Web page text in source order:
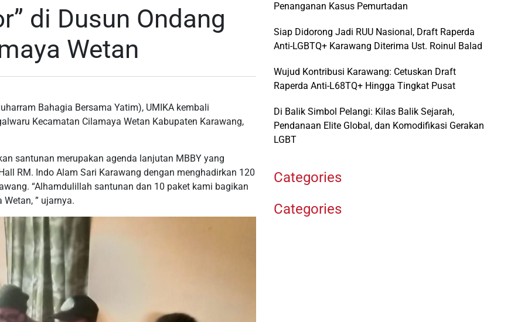
di Dusun Ondang
Wetan
Bahagia Bersama Yatim), UMIKA kembali
Kecamatan Cilamaya Wetan Kabupaten Karawang,
santunan merupakan agenda lanjutan MBBY yang
RM. Indo Alam Sari Karawang dengan menghadirkan 120
“Alhamdulillah santunan dan 10 paket kami bagikan
” ujarnya.
Penanganan Kasus Pemurtadan
Siap Didorong Jadi RUU Nasional, Draft Raperda
Anti-LGBTQ+ Karawang Diterima Ust. Roinul Balad
Wujud Kontribusi Karawang: Cetuskan Draft
Raperda Anti-L68TQ+ Hingga Tingkat Pusat
Di Balik Simbol Pelangi: Kilas Balik Sejarah,
Pendanaan Elite Global, dan Komodifikasi Gerakan
LGBT
Categories
Categories